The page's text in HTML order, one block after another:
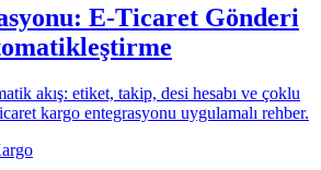
E-Ticaret Gönderi
akış: etiket, takip, desi hesabı ve çoklu
kargo entegrasyonu uygulamalı rehber.